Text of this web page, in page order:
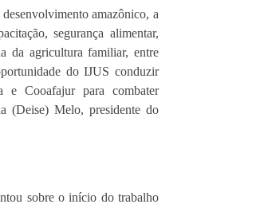
amazônico, a
segurança alimentar,
da agricultura familiar, entre
do IJUS conduzir
Cooafajur para combater
(Deise) Melo, presidente do
sobre o início do trabalho